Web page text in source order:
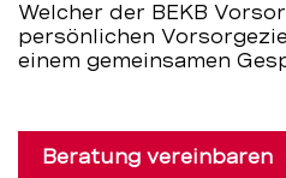
Welcher der BEKB
persönlichen
einem gemeinsamen
Beratung vereinbaren